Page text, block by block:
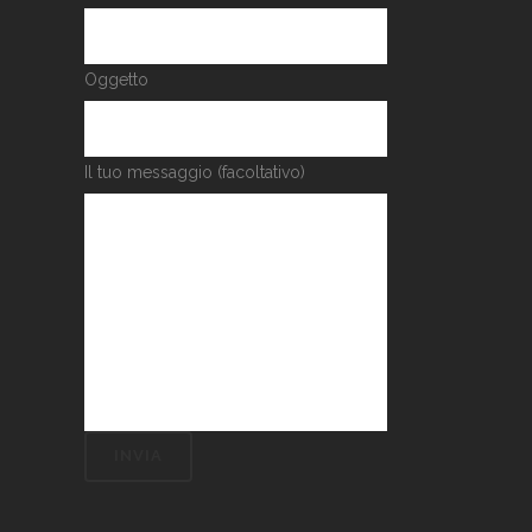
Oggetto
Il tuo messaggio (facoltativo)